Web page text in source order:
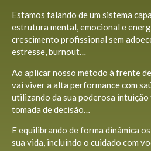
Estamos falando de um sistema
estrutura mental, emocional e
crescimento profissional sem
estresse, burnout…
Ao aplicar nosso método à frente
vai viver a alta performance com
utilizando da sua poderosa intuição
tomada de decisão…
E equilibrando de forma dinâmica
sua vida, incluindo o cuidado com